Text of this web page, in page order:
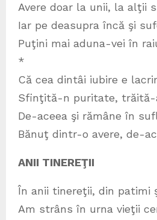
Avere doar la unii, la alţii
Iar pe deasupra încă şi
Puţini mai aduna-vei în
*
Că cea dintâi iubire e
Sfinţită-n puritate, trăită-
De-aceea şi rămâne în
Bănuţ dintr-o avere, de-
ANII TINEREŢII
În anii tinereţii, din patimi
Am strâns în urna vieţii